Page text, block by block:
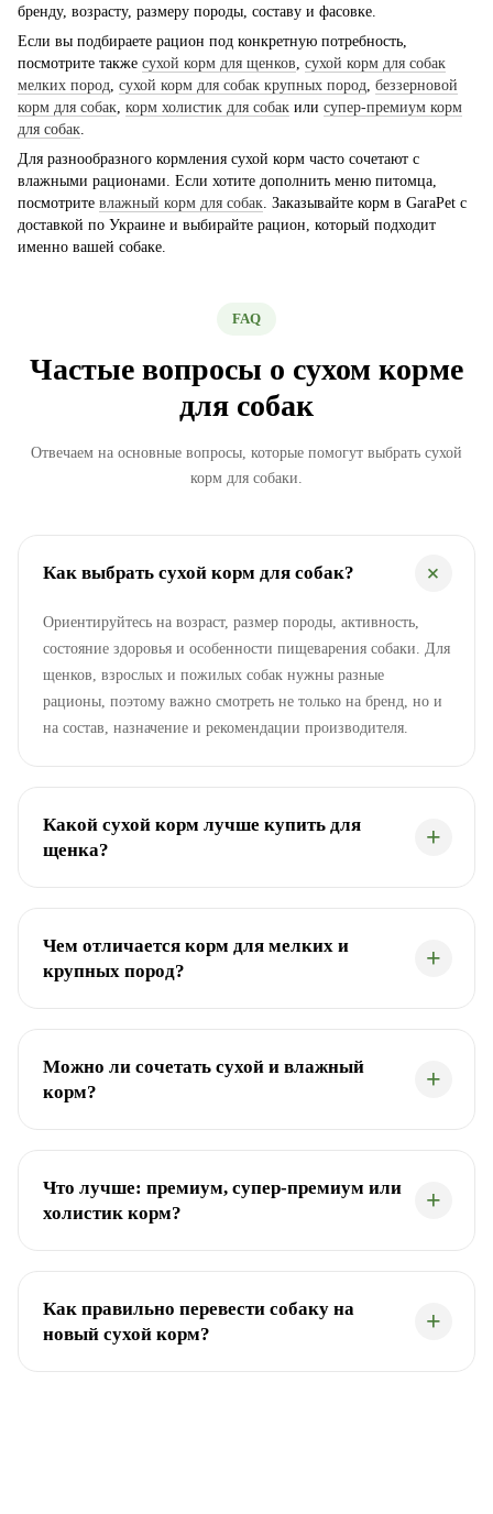
бренду, возрасту, размеру породы, составу и фасовке.
Если вы подбираете рацион под конкретную потребность,
посмотрите также сухой корм для щенков, сухой корм для собак
мелких пород, сухой корм для собак крупных пород, беззерновой
корм для собак, корм холистик для собак или супер-премиум корм
для собак.
Для разнообразного кормления сухой корм часто сочетают с
влажными рационами. Если хотите дополнить меню питомца,
посмотрите влажный корм для собак. Заказывайте корм в GaraPet с
доставкой по Украине и выбирайте рацион, который подходит
именно вашей собаке.
FAQ
Частые вопросы о сухом корме
для собак
Отвечаем на основные вопросы, которые помогут выбрать сухой
корм для собаки.
Как выбрать сухой корм для собак?
Ориентируйтесь на возраст, размер породы, активность,
состояние здоровья и особенности пищеварения собаки. Для
щенков, взрослых и пожилых собак нужны разные
рационы, поэтому важно смотреть не только на бренд, но и
на состав, назначение и рекомендации производителя.
Какой сухой корм лучше купить для
щенка?
Чем отличается корм для мелких и
крупных пород?
Можно ли сочетать сухой и влажный
корм?
Что лучше: премиум, супер-премиум или
холистик корм?
Как правильно перевести собаку на
новый сухой корм?